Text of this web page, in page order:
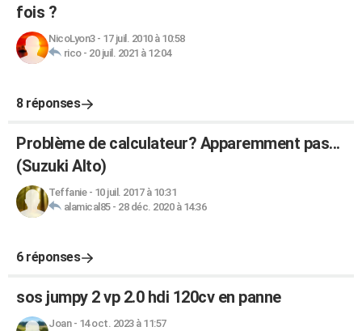
fois ?
NicoLyon3- 17 juil. 2010 à 10:58
rico- 20 juil. 2021 à 12:04
8 réponses
Problème de calculateur? Apparemment pas...
(Suzuki Alto)
Teffanie- 10 juil. 2017 à 10:31
alamical85- 28 déc. 2020 à 14:36
6 réponses
sos jumpy 2 vp 2.0 hdi 120cv en panne
Joan- 14 oct. 2023 à 11:57